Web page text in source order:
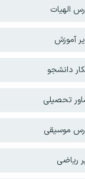
الهیات
آموزش
دانشجو
تحصیلی
موسیقی
ریاضی